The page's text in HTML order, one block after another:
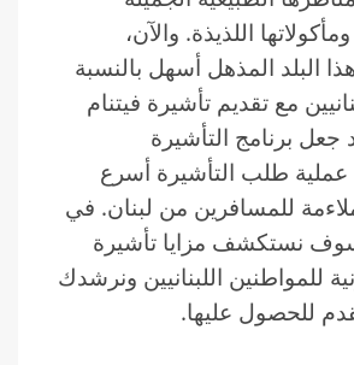
اللذيذة. والآن،
البلد المذهل أسهل بالنسبة
مع تقديم تأشيرة فيتنام
جعل برنامج التأشيرة
عملية طلب التأشيرة أسرع
للمسافرين من لبنان. في
سوف نستكشف مزايا تأشيرة
للمواطنين اللبنانيين ونرشدك
للحصول عليها.